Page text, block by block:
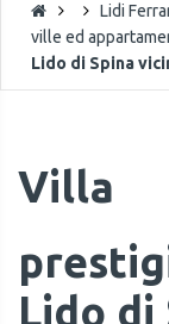
Lidi
ville ed
Lido di Spina
Villa
Lido di